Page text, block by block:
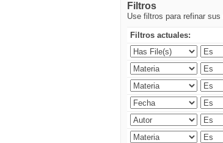
Filtros
Use filtros para refinar sus
Filtros actuales: